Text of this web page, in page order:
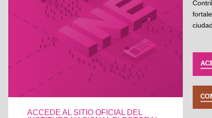
ACCEDE AL SITIO OFICIAL DEL